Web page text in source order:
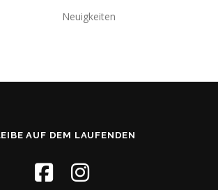
Neuigkeiten
AUF DEM LAUFENDEN